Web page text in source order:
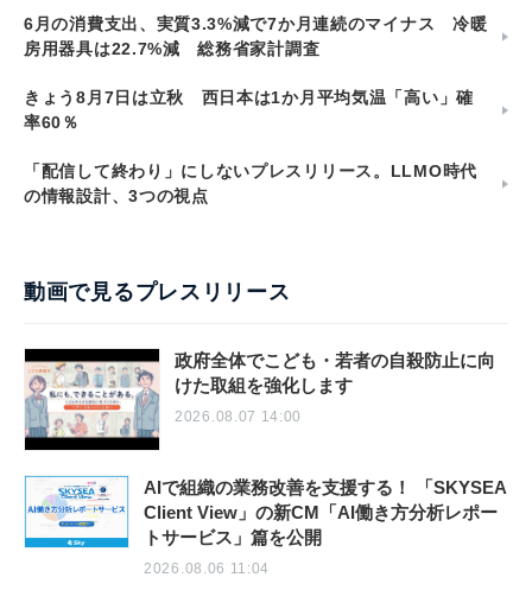
6月の消費支出、実質3.3%減で7か月連続のマイナス 冷暖
房用器具は22.7%減 総務省家計調査
きょう8月7日は立秋 西日本は1か月平均気温「高い」確
率60％
「配信して終わり」にしないプレスリリース。LLMO時代
の情報設計、3つの視点
動画で見るプレスリリース
政府全体でこども・若者の自殺防止に向
けた取組を強化します
2026.08.07 14:00
AIで組織の業務改善を支援する！ 「SKYSEA
Client View」の新CM「AI働き方分析レポー
トサービス」篇を公開
2026.08.06 11:04